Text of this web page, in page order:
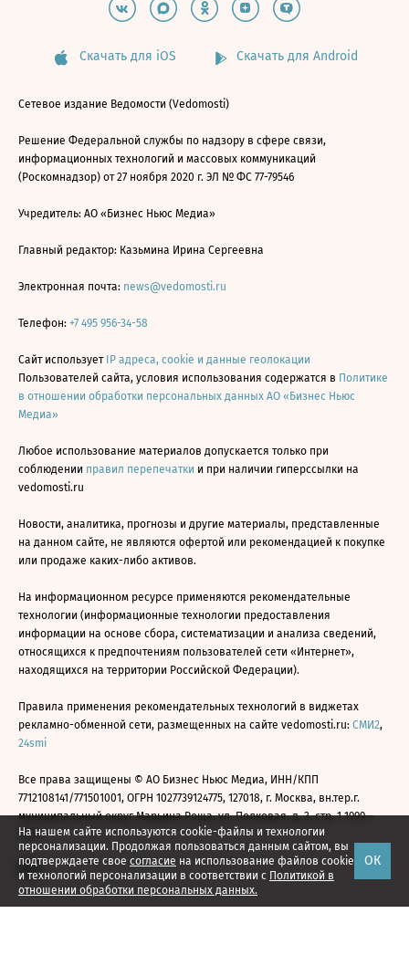
На нашем сайте используются cookie-файлы и технологии
персонализации. Продолжая пользоваться данным сайтом, вы
подтверждаете свое согласие на использование файлов cookie
и технологий персонализации в соответствии с Политикой в
отношении обработки персональных данных.
ОК
Скачать для iOS Скачать для Android
Сетевое издание Ведомости (Vedomosti)
Решение Федеральной службы по надзору в сфере связи,
информационных технологий и массовых коммуникаций
(Роскомнадзор) от 27 ноября 2020 г. ЭЛ № ФС 77-79546
Учредитель: АО «Бизнес Ньюс Медиа»
Главный редактор: Казьмина Ирина Сергеевна
Электронная почта: news@vedomosti.ru
Телефон: +7 495 956-34-58
Сайт использует IP адреса, cookie и данные геолокации
Пользователей сайта, условия использования содержатся в Политике
в отношении обработки персональных данных АО «Бизнес Ньюс
Медиа»
Любое использование материалов допускается только при
соблюдении правил перепечатки и при наличии гиперссылки на
vedomosti.ru
Новости, аналитика, прогнозы и другие материалы, представленные
на данном сайте, не являются офертой или рекомендацией к покупке
или продаже каких-либо активов.
На информационном ресурсе применяются рекомендательные
технологии (информационные технологии предоставления
информации на основе сбора, систематизации и анализа сведений,
относящихся к предпочтениям пользователей сети «Интернет»,
находящихся на территории Российской Федерации).
Правила применения рекомендательных технологий в виджетах
рекламно-обменной сети, размещенных на сайте vedomosti.ru: СМИ2,
24smi
Все права защищены © АО Бизнес Ньюс Медиа, ИНН/КПП
7712108141/771501001, ОГРН 1027739124775, 127018, г. Москва, вн.тер.г.
муниципальный округ Марьина Роща, ул. Полковая, д. 3, стр. 1 1999—
2026